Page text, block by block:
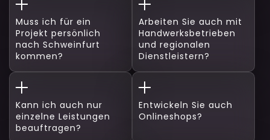
Muss ich für ein
Projekt persönlich
nach Schweinfurt
kommen?
Arbeiten Sie auch mit
Handwerksbetrieben
und regionalen
Dienstleistern?
Kann ich auch nur
einzelne Leistungen
beauftragen?
Entwickeln Sie auch
Onlineshops?